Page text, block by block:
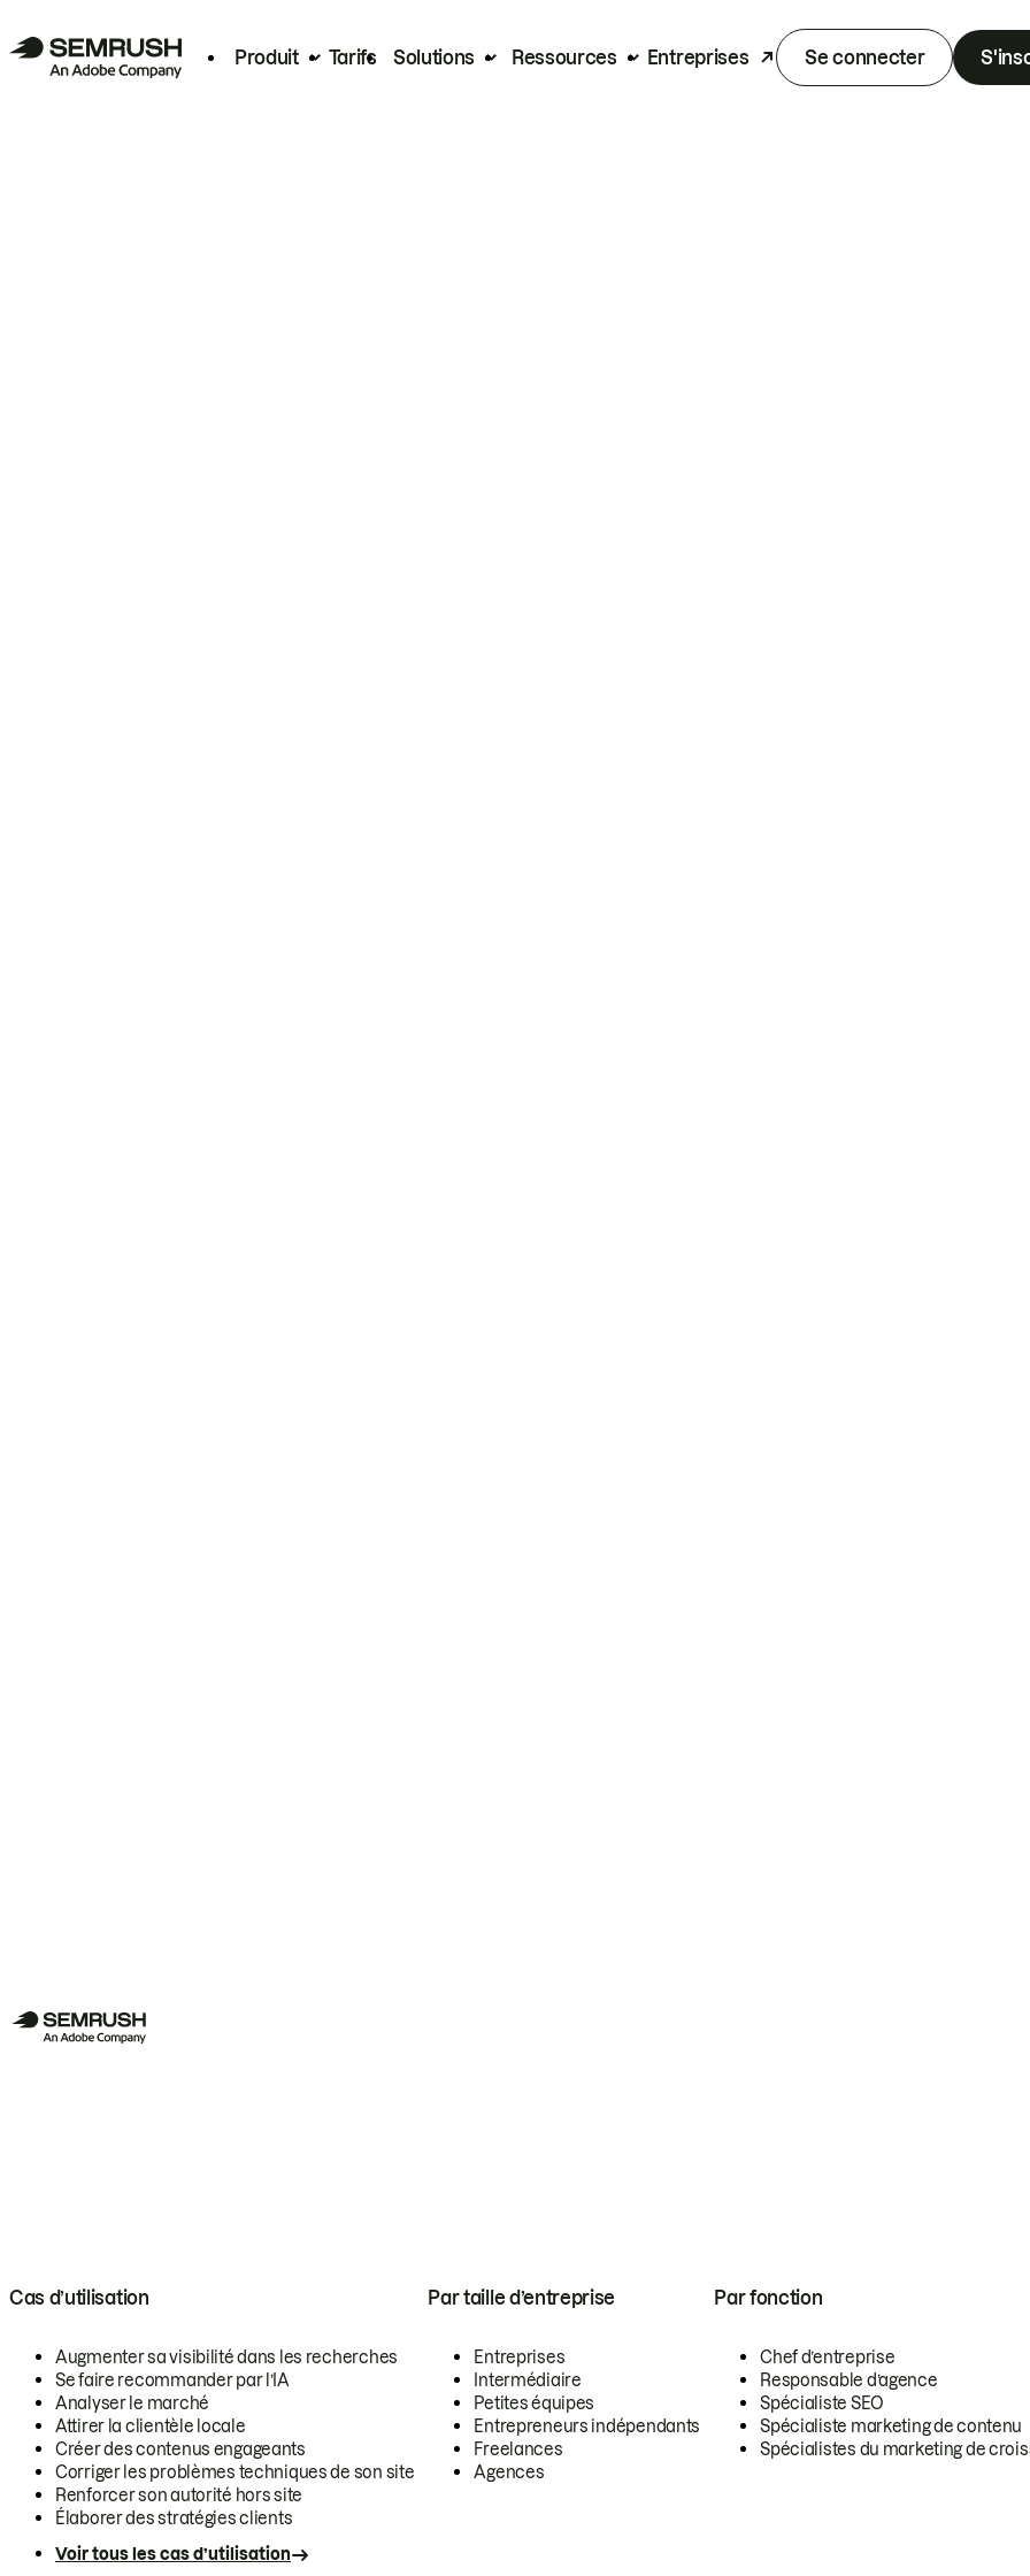
Produit Tarifs Solutions Ressources Entreprises Se connecter
Cas d’utilisation
Augmenter sa visibilité dans les recherches
Se faire recommander par l’IA
Analyser le marché
Attirer la clientèle locale
Créer des contenus engageants
Corriger les problèmes techniques de son site
Renforcer son autorité hors site
Élaborer des stratégies clients
Voir tous les cas d’utilisation
Par taille d’entreprise
Entreprises
Intermédiaire
Petites équipes
Entrepreneurs indépendants
Freelances
Agences
Par fonction
Chef d’entreprise
Responsable d’agence
Spécialiste SEO
Spécialiste marketing de contenu
Spécialistes du marketing de